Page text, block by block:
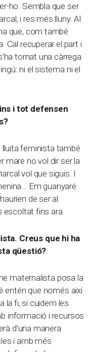
ho. Sembla que ser
i res més lluny. Al
que, com també
Cal recuperar el part i
tornat una càrrega
ni el sistema ni el
i tot defensen
lluita feminista també
mare no vol dir ser la
vol que siguis. I
Em guanyaré
de ser al
escoltat fins ara.
Creus que hi ha
qüestió?
maternalista posa la
entén que només així
la fi, si cuidem les
informació i recursos
d’una manera
i amb més